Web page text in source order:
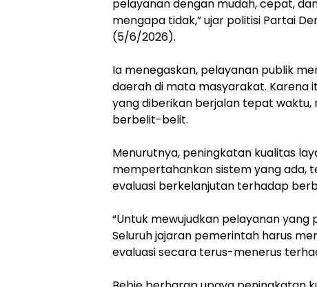
pelayanan dengan mudah, cepat,
mengapa tidak,” ujar politisi Partai
(5/6/2026).
Ia menegaskan, pelayanan publik
daerah di mata masyarakat. Karena
yang diberikan berjalan tepat waktu,
berbelit-belit.
Menurutnya, peningkatan kualitas
mempertahankan sistem yang ada,
evaluasi berkelanjutan terhadap
“Untuk mewujudkan pelayanan
Seluruh jajaran pemerintah harus
evaluasi secara terus-menerus